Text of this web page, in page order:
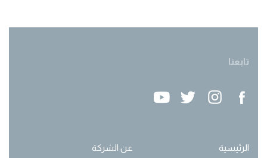
تابعنا
الرئيسية
عن الشركة